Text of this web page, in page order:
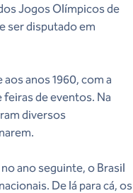
Jogos Olímpicos de
ser disputado em
anos 1960, com a
de eventos. Na
diversos
ano seguinte, o Brasil
De lá para cá, os